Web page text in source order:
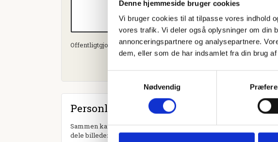
Denne hjemmeside bruger cookies
Vi bruger cookies til at tilpasse vores indhold
vores trafik. Vi deler også oplysninger om din
annonceringspartnere og analysepartnere.
dem, eller som de har indsamlet fra din brug
Nødvendig
Offentligtgjort i Halsnæs avis d. 4. oktober 2023
Personlig hilsen
Sammen kan vi mindes Sven Nielsen. Du kan tænde et lys, skrive
dele billeder og video eller blot sende et hjerte eller en rose